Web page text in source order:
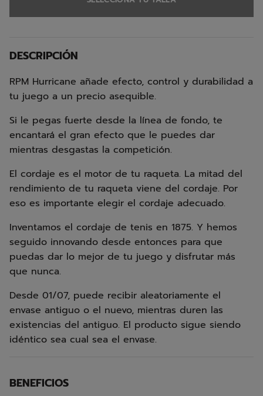
DESCRIPCIÓN
RPM Hurricane añade efecto, control y durabilidad a
tu juego a un precio asequible.
Si le pegas fuerte desde la línea de fondo, te
encantará el gran efecto que le puedes dar
mientras desgastas la competición.
El cordaje es el motor de tu raqueta. La mitad del
rendimiento de tu raqueta viene del cordaje. Por
eso es importante elegir el cordaje adecuado.
Inventamos el cordaje de tenis en 1875. Y hemos
seguido innovando desde entonces para que
puedas dar lo mejor de tu juego y disfrutar más
que nunca.
Desde 01/07, puede recibir aleatoriamente el
envase antiguo o el nuevo, mientras duren las
existencias del antiguo. El producto sigue siendo
idéntico sea cual sea el envase.
BENEFICIOS